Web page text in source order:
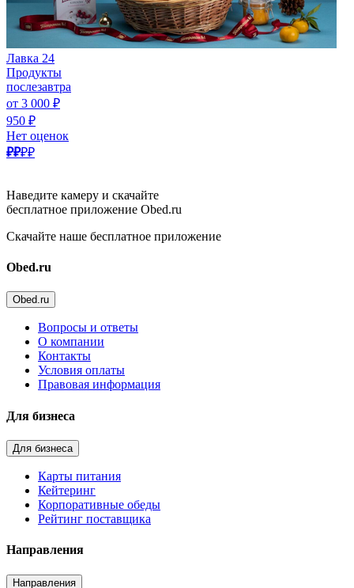
Лавка 24
Продукты
послезавтра
от 3 000 ₽
950 ₽
Нет оценок
₽₽₽₽
Наведите камеру и скачайте
бесплатное приложение Obed.ru
Скачайте наше бесплатное приложение
Obed.ru
Obed.ru
Вопросы и ответы
О компании
Контакты
Условия оплаты
Правовая информация
Для бизнеса
Для бизнеса
Карты питания
Кейтеринг
Корпоративные обеды
Рейтинг поставщика
Направления
Направления